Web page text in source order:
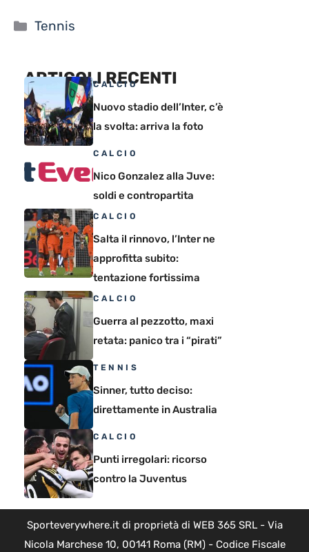
Categorie
Tennis
ARTICOLI RECENTI
CALCIO
Nuovo stadio dell’Inter, c’è
la svolta: arriva la foto
CALCIO
Nico Gonzalez alla Juve:
soldi e contropartita
CALCIO
Salta il rinnovo, l’Inter ne
approfitta subito:
tentazione fortissima
CALCIO
Guerra al pezzotto, maxi
retata: panico tra i “pirati”
TENNIS
Sinner, tutto deciso:
direttamente in Australia
CALCIO
Punti irregolari: ricorso
contro la Juventus
Sporteverywhere.it di proprietà di WEB 365 SRL - Via
Nicola Marchese 10, 00141 Roma (RM) - Codice Fiscale